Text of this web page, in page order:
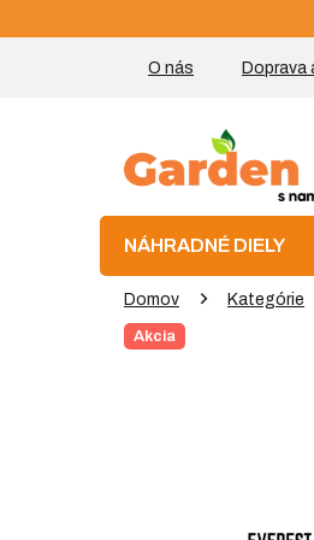
na
O nás Doprava
NÁHRADNÉ DIELY
Domov Kategórie
Akcia